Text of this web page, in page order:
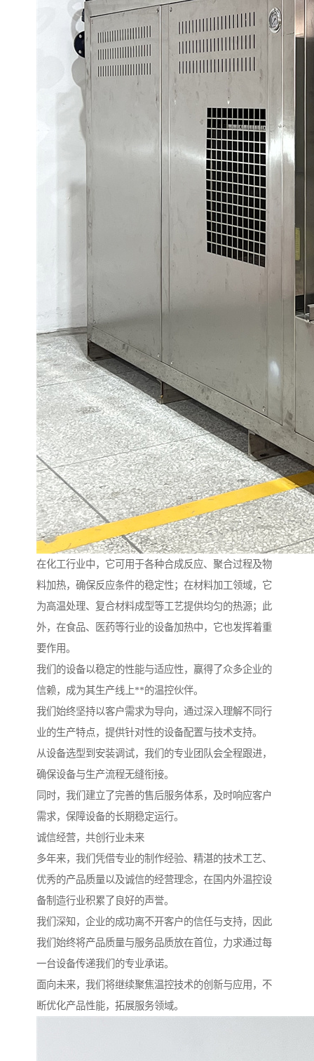
在化工行业中，它可用于各种合成反应、聚合过程及物
料加热，确保反应条件的稳定性；在材料加工领域，它
为高温处理、复合材料成型等工艺提供均匀的热源；此
外，在食品、医药等行业的设备加热中，它也发挥着重
要作用。
我们的设备以稳定的性能与适应性，赢得了众多企业的
信赖，成为其生产线上**的温控伙伴。
我们始终坚持以客户需求为导向，通过深入理解不同行
业的生产特点，提供针对性的设备配置与技术支持。
从设备选型到安装调试，我们的专业团队会全程跟进，
确保设备与生产流程无缝衔接。
同时，我们建立了完善的售后服务体系，及时响应客户
需求，保障设备的长期稳定运行。
诚信经营，共创行业未来
多年来，我们凭借专业的制作经验、精湛的技术工艺、
优秀的产品质量以及诚信的经营理念，在国内外温控设
备制造行业积累了良好的声誉。
我们深知，企业的成功离不开客户的信任与支持，因此
我们始终将产品质量与服务品质放在首位，力求通过每
一台设备传递我们的专业承诺。
面向未来，我们将继续聚焦温控技术的创新与应用，不
断优化产品性能，拓展服务领域。